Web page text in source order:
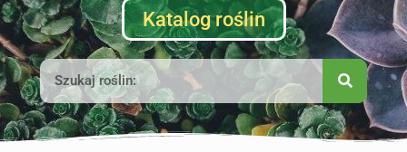
Katalog roślin